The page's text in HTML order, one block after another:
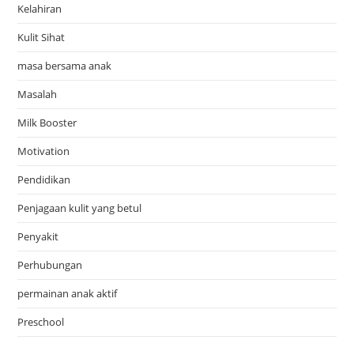
Kelahiran
Kulit Sihat
masa bersama anak
Masalah
Milk Booster
Motivation
Pendidikan
Penjagaan kulit yang betul
Penyakit
Perhubungan
permainan anak aktif
Preschool